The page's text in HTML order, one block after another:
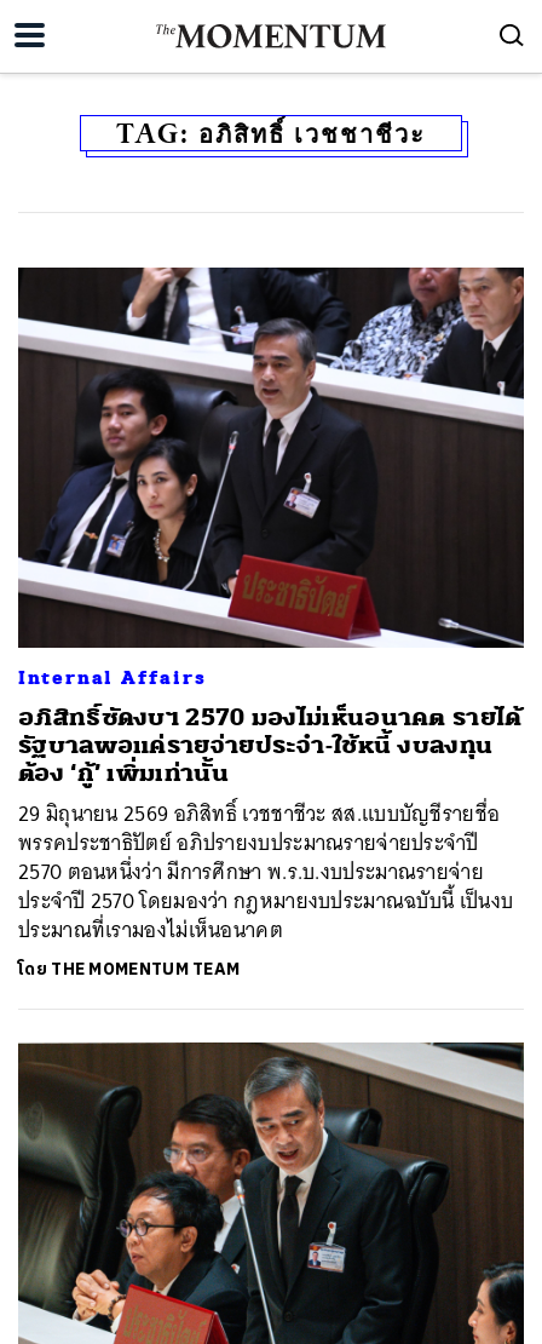
TAG: อภิสิทธิ์ เวชชาชีวะ
Internal Affairs
อภิสิทธิ์ซัดงบฯ 2570 มองไม่เห็นอนาคต รายได้
รัฐบาลพอแค่รายจ่ายประจำ-ใช้หนี้ งบลงทุน
ต้อง ‘กู้’ เพิ่มเท่านั้น
29 มิถุนายน 2569 อภิสิทธิ์ เวชชาชีวะ สส.แบบบัญชีรายชื่อ
พรรคประชาธิปัตย์ อภิปรายงบประมาณรายจ่ายประจำปี
2570 ตอนหนึ่งว่า มีการศึกษา พ.ร.บ.งบประมาณรายจ่าย
ประจำปี 2570 โดยมองว่า กฎหมายงบประมาณฉบับนี้ เป็นงบ
ประมาณที่เรามองไม่เห็นอนาคต
โดย THE MOMENTUM TEAM